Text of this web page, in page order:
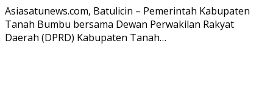
Asiasatunews.com, Batulicin – Pemerintah Kabupaten
Tanah Bumbu bersama Dewan Perwakilan Rakyat
Daerah (DPRD) Kabupaten Tanah…